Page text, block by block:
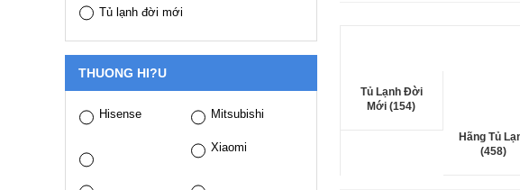
Tủ lạnh đời mới
THUONG HI?U
Hisense Mitsubishi
Xiaomi
Tủ Lạnh Đời
Mới (154)
Hãng Tủ
(458)